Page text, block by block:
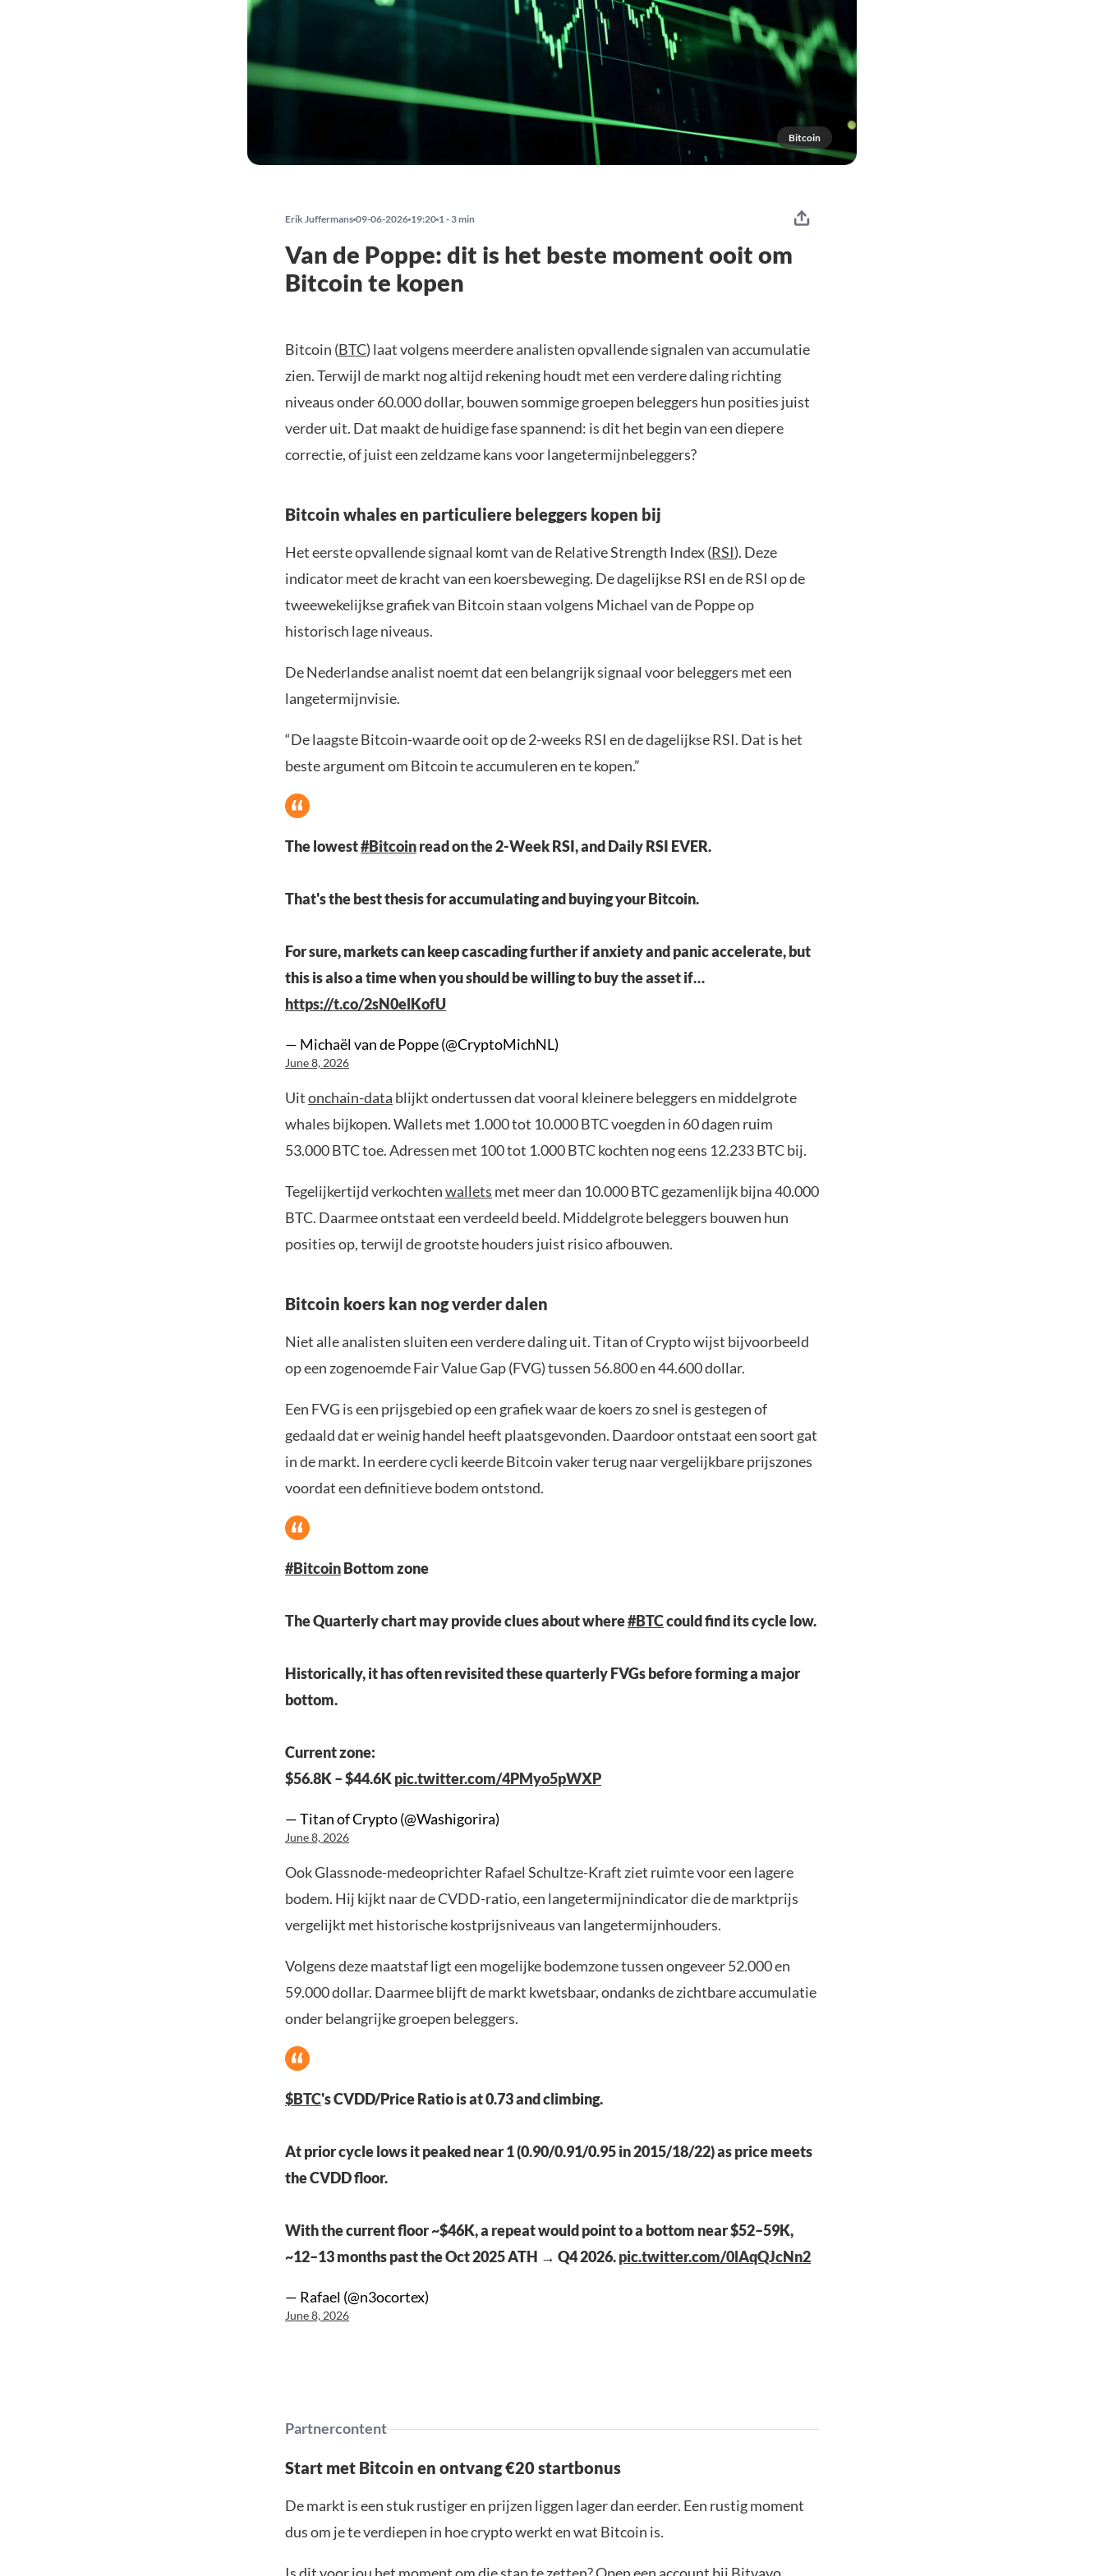
Bitcoin
Erik Juffermans 09-06-2026 19:20 1 - 3 min
Van de Poppe: dit is het beste moment ooit om
Bitcoin te kopen
Bitcoin (BTC) laat volgens meerdere analisten opvallende signalen van accumulatie
zien. Terwijl de markt nog altijd rekening houdt met een verdere daling richting
niveaus onder 60.000 dollar, bouwen sommige groepen beleggers hun posities juist
verder uit. Dat maakt de huidige fase spannend: is dit het begin van een diepere
correctie, of juist een zeldzame kans voor langetermijnbeleggers?
Bitcoin whales en particuliere beleggers kopen bij
Het eerste opvallende signaal komt van de Relative Strength Index (RSI). Deze
indicator meet de kracht van een koersbeweging. De dagelijkse RSI en de RSI op de
tweewekelijkse grafiek van Bitcoin staan volgens Michael van de Poppe op
historisch lage niveaus.
De Nederlandse analist noemt dat een belangrijk signaal voor beleggers met een
langetermijnvisie.
“De laagste Bitcoin-waarde ooit op de 2-weeks RSI en de dagelijkse RSI. Dat is het
beste argument om Bitcoin te accumuleren en te kopen.”
The lowest#Bitcoinread on the 2-Week RSI, and Daily RSI EVER.
That's the best thesis for accumulating and buying your Bitcoin.
For sure, markets can keep cascading further if anxiety and panic accelerate, but
this is also a time when you should be willing to buy the asset if…
https://t.co/2sN0elKofU
— Michaël van de Poppe (@CryptoMichNL)
June 8, 2026
Uitonchain-data blijkt ondertussen dat vooral kleinere beleggers en middelgrote
whales bijkopen. Wallets met 1.000 tot 10.000 BTC voegden in 60 dagen ruim
53.000 BTC toe. Adressen met 100 tot 1.000 BTC kochten nog eens 12.233 BTC bij.
Tegelijkertijd verkochtenwallets met meer dan 10.000 BTC gezamenlijk bijna 40.000
BTC. Daarmee ontstaat een verdeeld beeld. Middelgrote beleggers bouwen hun
posities op, terwijl de grootste houders juist risico afbouwen.
Bitcoin koers kan nog verder dalen
Niet alle analisten sluiten een verdere daling uit. Titan of Crypto wijst bijvoorbeeld
op een zogenoemde Fair Value Gap (FVG) tussen 56.800 en 44.600 dollar.
Een FVG is een prijsgebied op een grafiek waar de koers zo snel is gestegen of
gedaald dat er weinig handel heeft plaatsgevonden. Daardoor ontstaat een soort gat
in de markt. In eerdere cycli keerde Bitcoin vaker terug naar vergelijkbare prijszones
voordat een definitieve bodem ontstond.
#BitcoinBottom zone
The Quarterly chart may provide clues about where#BTCcould find its cycle low.
Historically, it has often revisited these quarterly FVGs before forming a major
bottom.
Current zone:
$56.8K – $44.6Kpic.twitter.com/4PMyo5pWXP
— Titan of Crypto (@Washigorira)
June 8, 2026
Ook Glassnode-medeoprichter Rafael Schultze-Kraft ziet ruimte voor een lagere
bodem. Hij kijkt naar de CVDD-ratio, een langetermijnindicator die de marktprijs
vergelijkt met historische kostprijsniveaus van langetermijnhouders.
Volgens deze maatstaf ligt een mogelijke bodemzone tussen ongeveer 52.000 en
59.000 dollar. Daarmee blijft de markt kwetsbaar, ondanks de zichtbare accumulatie
onder belangrijke groepen beleggers.
$BTC's CVDD/Price Ratio is at 0.73 and climbing.
At prior cycle lows it peaked near 1 (0.90/0.91/0.95 in 2015/18/22) as price meets
the CVDD floor.
With the current floor ~$46K, a repeat would point to a bottom near $52–59K,
~12–13 months past the Oct 2025 ATH → Q4 2026.pic.twitter.com/0lAqQJcNn2
— Rafael (@n3ocortex)
June 8, 2026
Partnercontent
Start met Bitcoin en ontvang €20 startbonus
De markt is een stuk rustiger en prijzen liggen lager dan eerder. Een rustig moment
dus om je te verdiepen in hoe crypto werkt en wat Bitcoin is.